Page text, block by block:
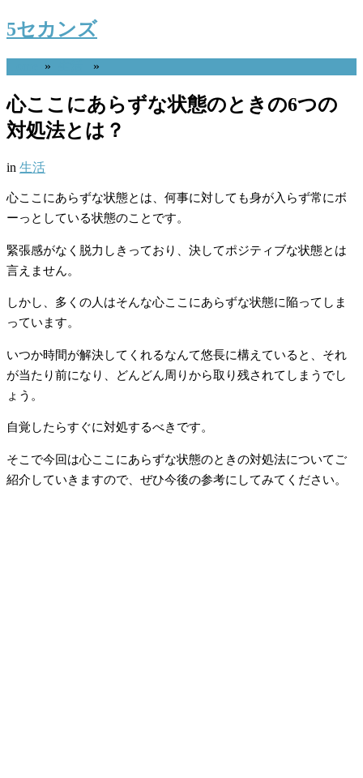
5セカンズ
» »
心ここにあらずな状態のときの6つの
対処法とは？
in 生活
心ここにあらずな状態とは、何事に対しても身が入らず常にボ
ーっとしている状態のことです。
緊張感がなく脱力しきっており、決してポジティブな状態とは
言えません。
しかし、多くの人はそんな心ここにあらずな状態に陥ってしま
っています。
いつか時間が解決してくれるなんて悠長に構えていると、それ
が当たり前になり、どんどん周りから取り残されてしまうでし
ょう。
自覚したらすぐに対処するべきです。
そこで今回は心ここにあらずな状態のときの対処法についてご
紹介していきますので、ぜひ今後の参考にしてみてください。